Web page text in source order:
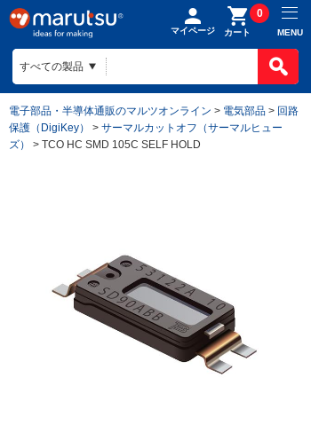
マイページ カート
0
MENU
電子部品・半導体通販のマルツオンライン > 電気部品 > 回路
保護（DigiKey）
> サーマルカットオフ（サーマルヒュー
ズ）
> TCO HC SMD 105C SELF HOLD